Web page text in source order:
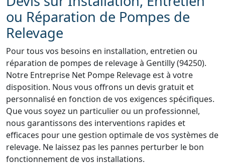
ou Réparation de Pompes de
Relevage
Pour tous vos besoins en installation, entretien ou
réparation de pompes de relevage à Gentilly (94250).
Notre Entreprise Net Pompe Relevage est à votre
disposition. Nous vous offrons un devis gratuit et
personnalisé en fonction de vos exigences spécifiques.
Que vous soyez un particulier ou un professionnel,
nous garantissons des interventions rapides et
efficaces pour une gestion optimale de vos systèmes de
relevage. Ne laissez pas les pannes perturber le bon
fonctionnement de vos installations.